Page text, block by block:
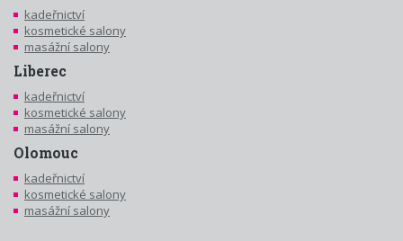
kadeřnictví
kosmetické salony
masážní salony
Liberec
kadeřnictví
kosmetické salony
masážní salony
Olomouc
kadeřnictví
kosmetické salony
masážní salony